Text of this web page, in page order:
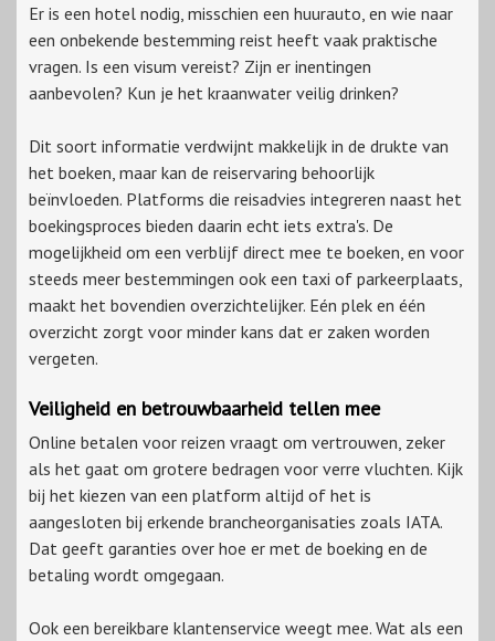
Er is een hotel nodig, misschien een huurauto, en wie naar
een onbekende bestemming reist heeft vaak praktische
vragen. Is een visum vereist? Zijn er inentingen
aanbevolen? Kun je het kraanwater veilig drinken?
Dit soort informatie verdwijnt makkelijk in de drukte van
het boeken, maar kan de reiservaring behoorlijk
beïnvloeden. Platforms die reisadvies integreren naast het
boekingsproces bieden daarin echt iets extra's. De
mogelijkheid om een verblijf direct mee te boeken, en voor
steeds meer bestemmingen ook een taxi of parkeerplaats,
maakt het bovendien overzichtelijker. Eén plek en één
overzicht zorgt voor minder kans dat er zaken worden
vergeten.
Veiligheid en betrouwbaarheid tellen mee
Online betalen voor reizen vraagt om vertrouwen, zeker
als het gaat om grotere bedragen voor verre vluchten. Kijk
bij het kiezen van een platform altijd of het is
aangesloten bij erkende brancheorganisaties zoals IATA.
Dat geeft garanties over hoe er met de boeking en de
betaling wordt omgegaan.
Ook een bereikbare klantenservice weegt mee. Wat als een